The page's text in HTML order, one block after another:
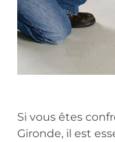
Si vous êtes
Gironde, il est